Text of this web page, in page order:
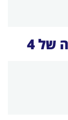
של 4